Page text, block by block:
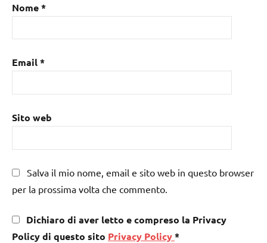
Nome*
Email*
Sito web
Salva il mio nome, email e sito web in questo browser
per la prossima volta che commento.
Dichiaro di aver letto e compreso la Privacy
Policy di questo sito Privacy Policy*